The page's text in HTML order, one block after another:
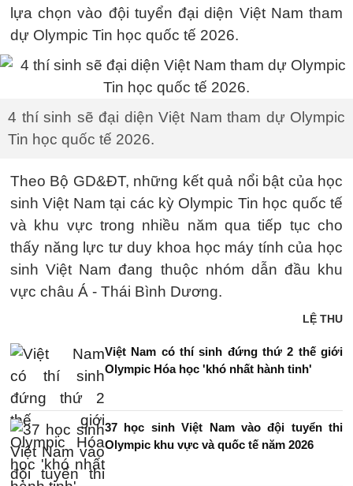
lựa chọn vào đội tuyển đại diện Việt Nam tham
dự Olympic Tin học quốc tế 2026.
4 thí sinh sẽ đại diện Việt Nam tham dự Olympic
Tin học quốc tế 2026.
Theo Bộ GD&ĐT, những kết quả nổi bật của học
sinh Việt Nam tại các kỳ Olympic Tin học quốc tế
và khu vực trong nhiều năm qua tiếp tục cho
thấy năng lực tư duy khoa học máy tính của học
sinh Việt Nam đang thuộc nhóm dẫn đầu khu
vực châu Á - Thái Bình Dương.
LỆ THU
Việt Nam có thí sinh đứng thứ 2 thế giới
Olympic Hóa học 'khó nhất hành tinh'
37 học sinh Việt Nam vào đội tuyển thi
Olympic khu vực và quốc tế năm 2026